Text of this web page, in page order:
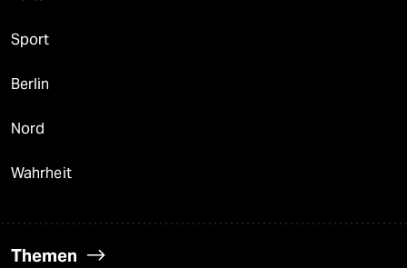
Sport
Berlin
Nord
Wahrheit
Themen